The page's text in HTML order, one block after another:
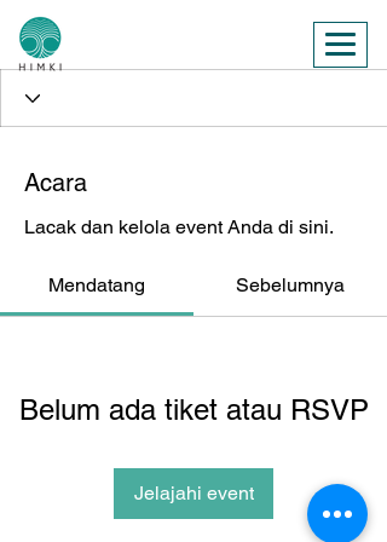
Acara
Lacak dan kelola event Anda di sini.
Mendatang Sebelumnya
Belum ada tiket atau RSVP
Jelajahi event